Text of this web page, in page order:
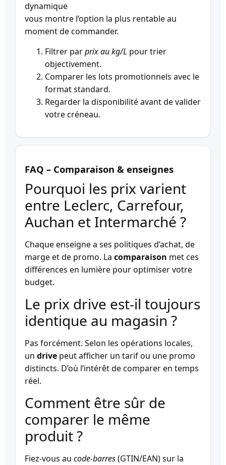
dynamique
vous montre l’option la plus rentable au
moment de commander.
Filtrer parprix au kg/L pour trier
objectivement.
Comparer les lots promotionnels avec le
format standard.
Regarder la disponibilité avant de valider
votre créneau.
FAQ – Comparaison & enseignes
Pourquoi les prix varient
entre Leclerc, Carrefour,
Auchan et Intermarché ?
Chaque enseigne a ses politiques d’achat, de
marge et de promo. La comparaison met ces
différences en lumière pour optimiser votre
budget.
Le prix drive est-il toujours
identique au magasin ?
Pas forcément. Selon les opérations locales,
un drive peut afficher un tarif ou une promo
distincts. D’où l’intérêt de comparer en temps
réel.
Comment être sûr de
comparer le même
produit ?
Fiez-vous au code-barres(GTIN/EAN) sur la